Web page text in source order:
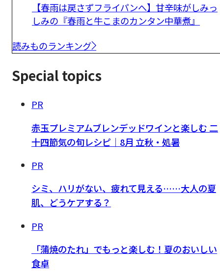
【春雨は戻さずフライパンへ】甘辛味がしみっ
しみの『春雨と牛こまのカンタン中華煮』
読みものランキング
Special topics
PR
赤玉プレミアムブレンデッドワインと楽しむ 二
十四節気の旬レシピ｜8月 立秋・処暑
PR
シミ、ハリがない、疲れて見える……大人の夏
肌、どうケアする？
PR
「蒲焼のたれ」でもっと楽しむ！夏のおいしい
食卓